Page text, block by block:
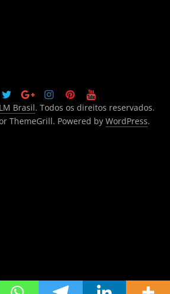
Brasil. Todos os direitos reservados.
ThemeGrill. Powered by WordPress.